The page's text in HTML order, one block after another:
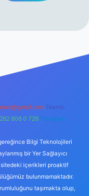
Teams:
606 0 726 Telegram:
Bilgi Teknolojileri
bir Yer Sağlayıcı
içerikleri proaktif
bulunmamaktadır.
taşımakta olup,